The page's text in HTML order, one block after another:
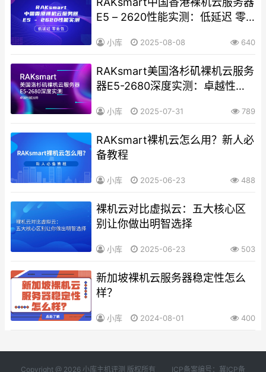
E5 – 2620性能实测：低延迟 零
小库 2025-08-08 640
RAKsmart美国洛杉矶裸机云服务
器E5-2680深度实测：卓越性能
小库 2025-07-31 789
RAKsmart裸机云怎么用？新人必
备教程
小库 2025-06-23 488
裸机云对比虚拟云：五大核心区
别让你做出明智选择
小库 2025-06-23 503
新加坡裸机云服务器稳定性怎么
样？
小库 2024-08-01 400
Copyright @ 2026 小库主机评测 版权所有 ICP备案编号：冀ICP备